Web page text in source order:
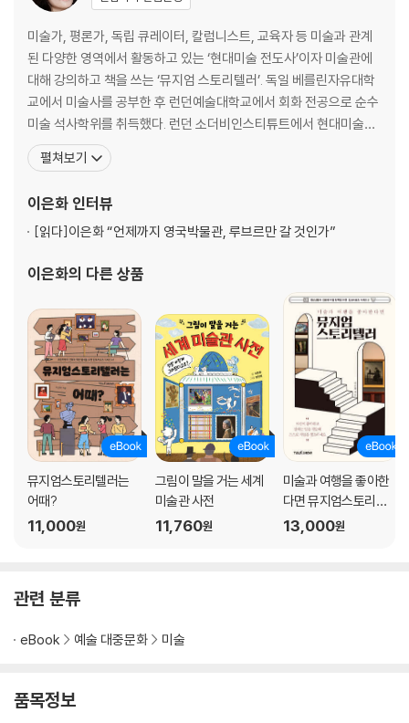
013. [작품: 카네이션, 백합, 백합, 장미] 아름다운 장면이 된 고통의 기억
014. [화가: 윌리엄 홀먼 헌트] 빅토리아 시대의 도덕을 그리다
015. [미술사: 단축법] 종교화의 금기를 깨다
016. [세계사: 7월 혁명] 너무 혁명적이어서 숨겨진 그림
017. [작품: 토끼] 오래 보아야 예쁘다
018. [화가: 귀스타브 카유보트] 그가 없었다면 위대한 작품들이 태어날
수 있었을까?
019. [미술사: 알레고리] 그림 속에 가득 숨겨진 비밀들
021. [작품: 야간 순찰] 380년의 고난과 역경을 견딘 명화
022. [화가: 대 피터르 브뤼헐] 폭정에 저항하지 않는 자, 몰락할지니
024. [세계사: 모나리자 도난 사건] 명성은 곧 전설이 되었다
025. [작품: 아메리칸 고딕] 20세기 미국인을 상징하는 대표작
026. [화가: 아르테미시아 젠틸레스키] 그림으로 폭력에 맞서다
027. [미술사: 표현주의] 미친 사람만이 그릴 수 있는 것
028. [세계사: 피의 법정] 눈먼 이가 눈먼 이를 인도하는 세상
029. [작품: 수련 연못 위의 다리] 빛의 화가가 택한 최고의 모델
030. [화가: 윌리엄 체이스] 그림을 통해 진짜로 말하고 싶었던 것
031. [미술사: 입체파] 완전히 새로운 양식의 탄생
032. [세계사: 네덜란드 독립 전쟁] 아름다운 전쟁이 존재할 수 있을까
033. [작품: 키스] 거장의 인생과 예술, 사랑의 결정체
034. [화가: 존 윌리엄 워터하우스] 당신은 신념을 위해 목숨을 걸어본 적
035. [미술사: 현대 미술] 잃을 게 없었던 화가의 인생을 건 승부
038. [화가: 프리다 칼로] 절박함이 만들어 낸 기적
040. [세계사: 프로이센 프랑스 전쟁] 어두움과 침묵의 시간이 만든 꿈의
041. [작품: 붉은 포도밭] 고흐가 판매한 유일한 그림
042. [화가: 마리 로랑생] 여성과 동물, 음악만이 존재하는 황홀한 세계
미술가, 평론가, 독립 큐레이터, 칼럼니스트, 교육자 등 미술과 관계
된 다양한 영역에서 활동하고 있는 ‘현대미술 전도사’이자 미술관에
대해 강의하고 책을 쓰는 ‘뮤지엄 스토리텔러’. 독일 베를린자유대학
교에서 미술사를 공부한 후 런던예술대학교에서 회화 전공으로 순수
미술 석사학위를 취득했다. 런던 소더비인스티튜트에서 현대미술학
석사과정을 마쳤고, 맨체스터대학원에서 미술사 박사과정을 수료한
후, 경희대학교 객원교수를 지냈다. 대학교, 기업체, 미술관, 문화아
있으며, 국내외 여러 매체에 정기적으로 글을 기고하고 있
펼쳐보기
이은화 인터뷰
[읽다]이은화 “언제까지 영국박물관, 루브르만 갈 것인가”
이은화의 다른 상품
뮤지엄스토리텔러는
어때?
11,000원
그림이 말을 거는 세계
미술관 사전
11,760원
미술과 여행을 좋아한
다면 뮤지엄스토리텔
러
13,000원
관련 분류
eBook 예술 대중문화 미술
품목정보